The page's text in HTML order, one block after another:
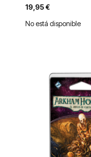
19,95 €
No está disponible